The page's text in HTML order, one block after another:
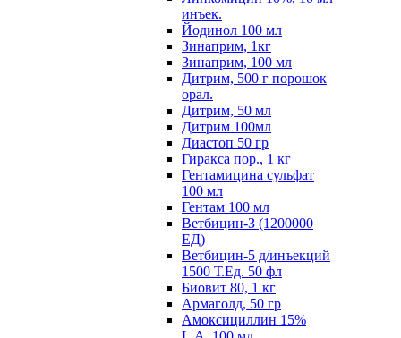
инъек.
Йодинол 100 мл
Зинаприм, 1кг
Зинаприм, 100 мл
Дитрим, 500 г порошок
орал.
Дитрим, 50 мл
Дитрим 100мл
Диастоп 50 гр
Гиракса пор., 1 кг
Гентамицина сульфат
100 мл
Гентам 100 мл
Ветбицин-З (1200000
ЕД)
Ветбицин-5 д/инъекций
1500 Т.Ед. 50 фл
Биовит 80, 1 кг
Армаголд, 50 гр
Амоксициллин 15%